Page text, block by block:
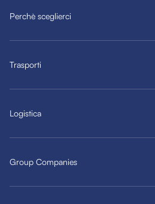
Perchè sceglierci
Trasporti
Logistica
Group Companies